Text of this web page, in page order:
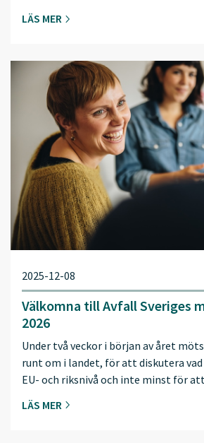
LÄS MER
2025-12-08
Välkomna till Avfall Sveriges
2026
Under två veckor i början av året
runt om i landet, för att diskutera vad
EU- och riksnivå och inte minst för
LÄS MER